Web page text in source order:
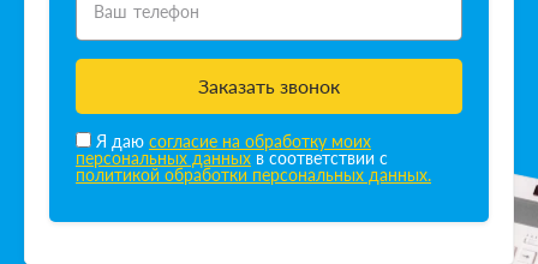
Ваш телефон
Заказать звонок
Я даю согласие на обработку моих
персональных данных в соответствии с
политикой обработки персональных данных.